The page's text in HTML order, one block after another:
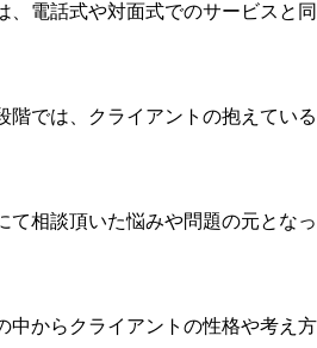
、電話式や対面式でのサービスと
階では、クライアントの抱えてい
て相談頂いた悩みや問題の元とな
中からクライアントの性格や考え